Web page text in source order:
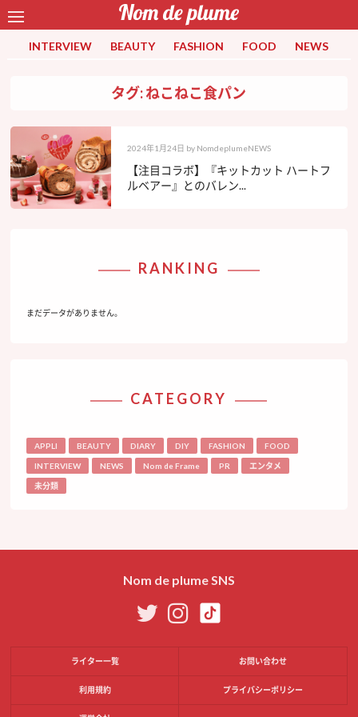
INTERVIEW BEAUTY FASHION FOOD NEWS
タグ: ねこねこ食パン
2024年1月24日 by NomdeplumeNEWS
【注目コラボ】『キットカット ハートフ
ルベアー』とのバレン...
RANKING
まだデータがありません。
CATEGORY
APPLI BEAUTY DIARY DIY FASHION FOOD
INTERVIEW NEWS Nom de Frame PR エンタメ
未分類
Nom de plume SNS
ライター一覧 お問い合わせ
利用規約 プライバシーポリシー